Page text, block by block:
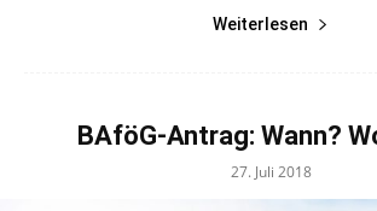
Weiterlesen
BAföG-Antrag: Wann?
27. Juli 2018